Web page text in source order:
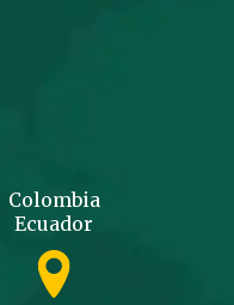
Colombia
Ecuador